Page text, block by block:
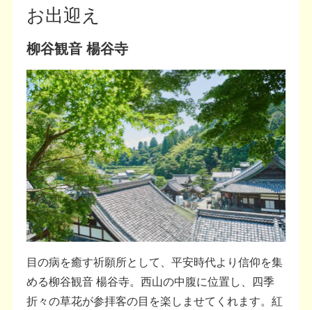
お出迎え
柳谷観音 楊谷寺
目の病を癒す祈願所として、平安時代より信仰を集
める柳谷観音 楊谷寺。西山の中腹に位置し、四季
折々の草花が参拝客の目を楽しませてくれます。紅